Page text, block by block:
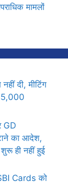
मामलों
दी, मीटिंग
GD
का आदेश,
ही नहीं हुई
Cards को